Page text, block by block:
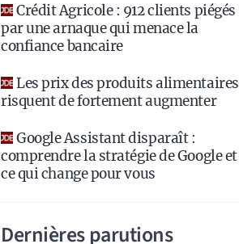
Crédit Agricole : 912 clients piégés
par une arnaque qui menace la
confiance bancaire
Les prix des produits alimentaires
risquent de fortement augmenter
Google Assistant disparaît :
comprendre la stratégie de Google et
ce qui change pour vous
Dernières parutions